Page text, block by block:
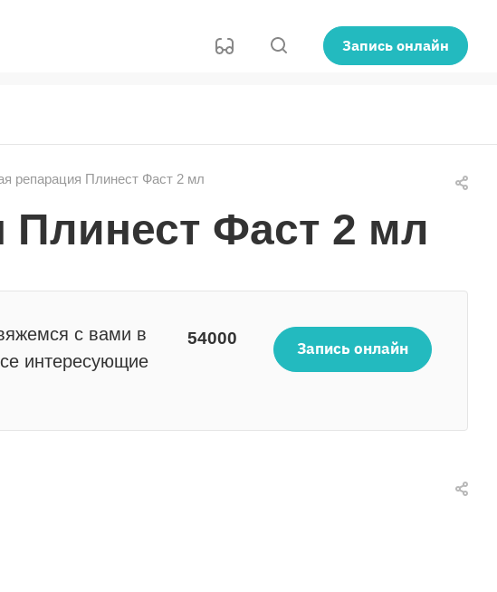
Запись онлайн
репарация Плинест Фаст 2 мл
Плинест Фаст 2 мл
с вами в
интересующие
54000
Запись онлайн